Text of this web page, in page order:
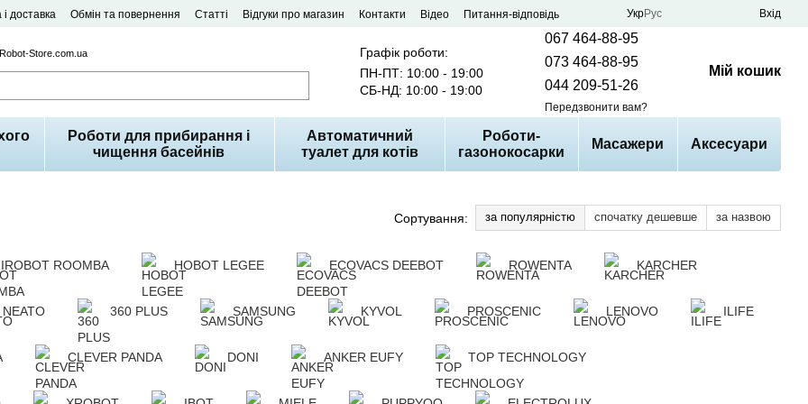
доставка Обмін та повернення Статті Відгуки про магазин Контакти Відео
Питання-відповідь
УкрРус Вхід
Robot-Store.com.ua
Графік роботи:
ПН-ПТ: 10:00 - 19:00
СБ-НД: 10:00 - 19:00
067 464-88-95
073 464-88-95
044 209-51-26
Передзвонити вам?
Мій кошик
Роботи для прибирання і
чищення басейнів
Автоматичний
туалет для котів
Роботи-
газонокосарки
Масажери Аксесуари
Сортування: за популярністю спочатку дешевше за назвою
IROBOT ROOMBA HOBOT LEGEE ECOVACS DEEBOT ROWENTA KARCHER
NEATO 360 PLUS SAMSUNG KYVOL PROSCENIC LENOVO ILIFE
CLEVER PANDA DONI ANKER EUFY TOP TECHNOLOGY